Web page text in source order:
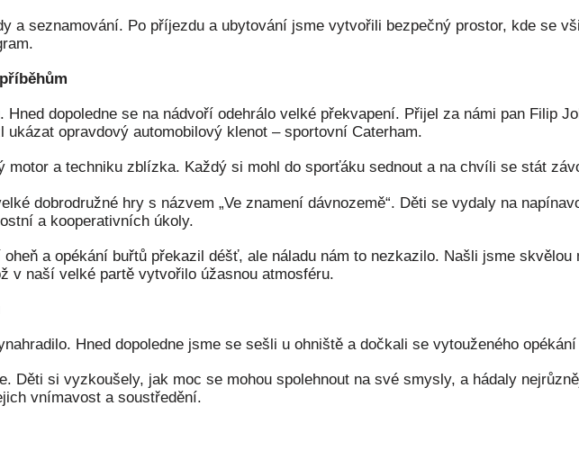
a seznamování. Po příjezdu a ubytování jsme vytvořili bezpečný prostor, kde se
dopoledne se na nádvoří odehrálo velké překvapení. Přijel za námi pan Filip
ukázat opravdový automobilový klenot – sportovní Caterham.
motor a techniku zblízka. Každý si mohl do sporťáku sednout a na chvíli se stát
dobrodružné hry s názvem „Ve znamení dávnozemě“. Děti se vydaly na
a kooperativních úkoly.
a opékání buřtů překazil déšť, ale náladu nám to nezkazilo. Našli jsme skvělou
v naší velké partě vytvořilo úžasnou atmosféru.
Hned dopoledne jsme se sešli u ohniště a dočkali se vytouženého
Děti si vyzkoušely, jak moc se mohou spolehnout na své smysly, a hádaly
vnímavost a soustředění.